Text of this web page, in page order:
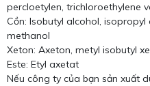
percloetylen, trichloroethylene
Cồn: Isobutyl alcohol,
methanol
Xeton: Axeton, metyl isobutyl
Este: Etyl axetat
Nếu công ty của bạn sản xuất